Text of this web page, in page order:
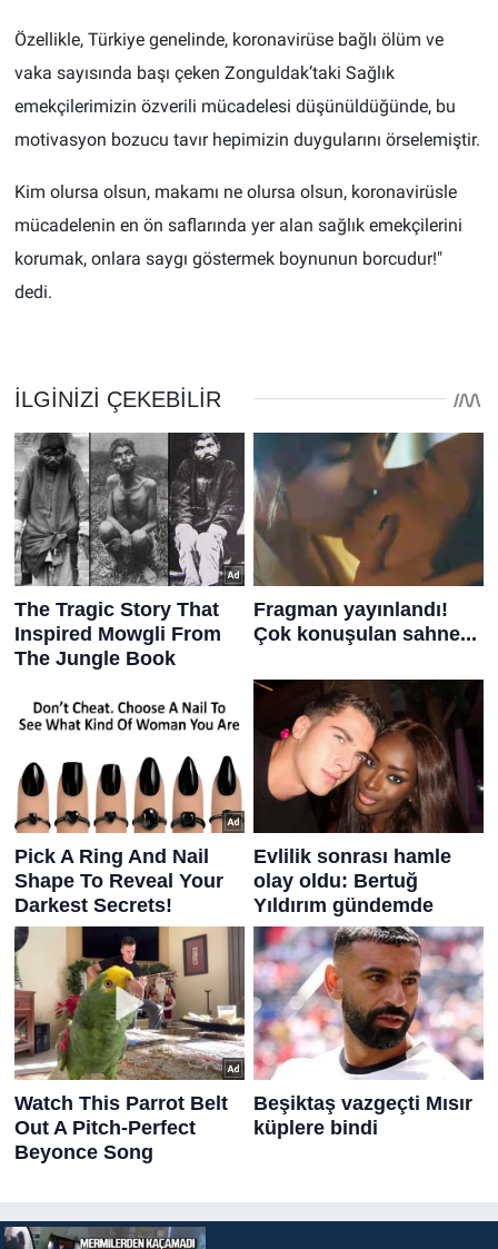
Özellikle, Türkiye genelinde, koronavirüse bağlı ölüm ve
vaka sayısında başı çeken Zonguldak’taki Sağlık
emekçilerimizin özverili mücadelesi düşünüldüğünde, bu
motivasyon bozucu tavır hepimizin duygularını örselemiştir.
Kim olursa olsun, makamı ne olursa olsun, koronavirüsle
mücadelenin en ön saflarında yer alan sağlık emekçilerini
korumak, onlara saygı göstermek boynunun borcudur!"
dedi.